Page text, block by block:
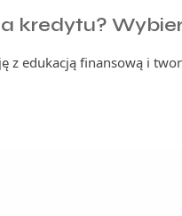
kredytu?
z edukacją finansową i